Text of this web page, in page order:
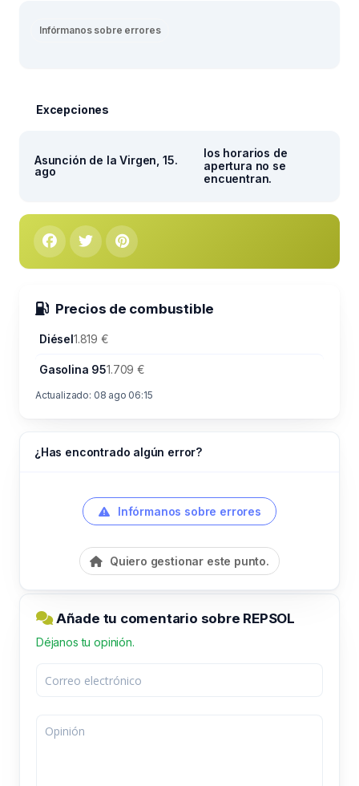
Infórmanos sobre errores
Excepciones
Asunción de la Virgen, 15.
ago
los horarios de
apertura no se
encuentran.
Precios de combustible
Diésel1.819 €
Gasolina 951.709 €
Actualizado: 08 ago 06:15
¿Has encontrado algún error?
Infórmanos sobre errores
Quiero gestionar este punto.
Añade tu comentario sobre REPSOL
Déjanos tu opinión.